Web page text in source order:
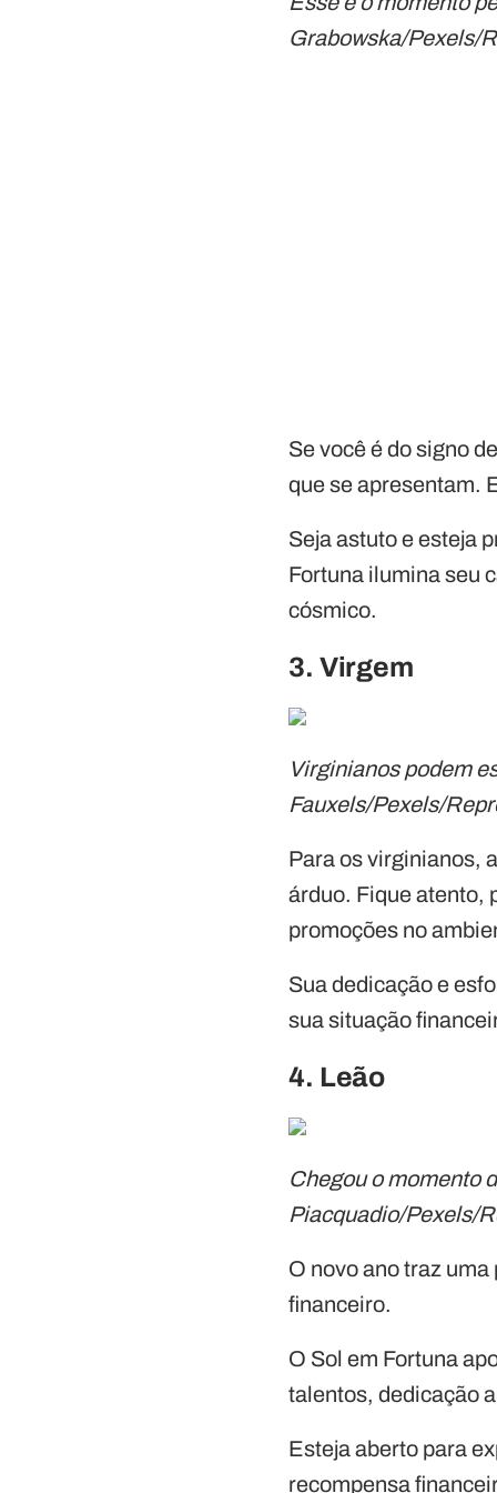
Grabowska/Pexels/
Se você é do signo
que se apresentam.
Seja astuto e esteja
Fortuna ilumina seu
cósmico.
3. Virgem
Virginianos podem
Fauxels/Pexels/
Para os virginianos,
árduo. Fique atento,
promoções no
Sua dedicação e
sua situação
4. Leão
Chegou o momento
Piacquadio/Pexels/
O novo ano traz
financeiro.
O Sol em Fortuna
talentos, dedicação
Esteja aberto para
recompensa